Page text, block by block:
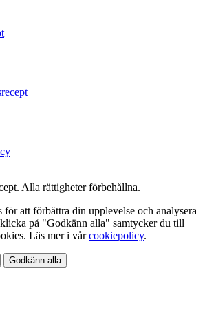
Alla rättigheter förbehållna.
att förbättra din upplevelse och analysera
på "Godkänn alla" samtycker du till
Läs mer i vårcookiepolicy.
Godkänn alla